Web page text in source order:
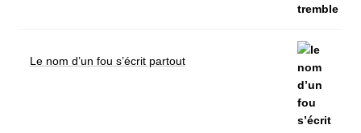
Le nom d’un fou s’écrit partout